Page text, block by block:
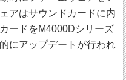
アはサウンドカードに内
ードをM4000Dシリーズ
にアップデートが行われ